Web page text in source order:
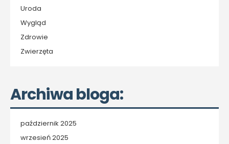
Uroda
Wygląd
Zdrowie
Zwierzęta
Archiwa bloga:
październik 2025
wrzesień 2025